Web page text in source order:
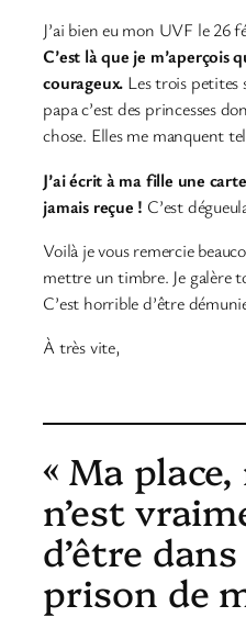
J’ai bien eu mon UVF le 26
C’est là que je m’aperçois
courageux. Les trois petites
papa c’est des princesses
chose. Elles me manquent
J’ai écrit à ma fille une
jamais reçue ! C’est
Voilà je vous remercie
mettre un timbre. Je galère
C’est horrible d’être
À très vite,
« Ma
n’est
d’être
prison de